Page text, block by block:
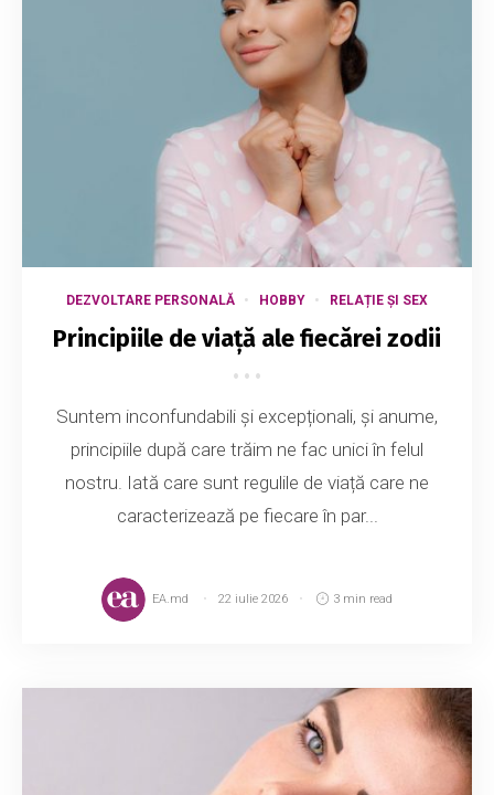
DEZVOLTARE PERSONALĂ HOBBY RELAȚIE ȘI SEX
Principiile de viață ale fiecărei zodii
Suntem inconfundabili și excepționali, și anume,
principiile după care trăim ne fac unici în felul
nostru. Iată care sunt regulile de viață care ne
caracterizează pe fiecare în par...
EA.md 22 iulie 2026 3 min read